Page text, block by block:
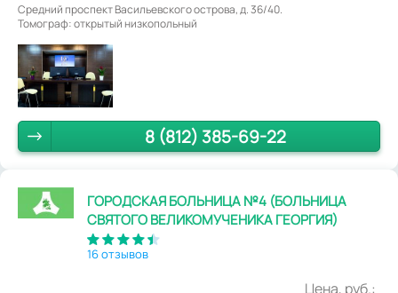
Средний проспект Васильевского острова, д. 36/40.
Томограф: открытый низкопольный
8 (812) 385-69-22
ГОРОДСКАЯ БОЛЬНИЦА №4 (БОЛЬНИЦА
СВЯТОГО ВЕЛИКОМУЧЕНИКА ГЕОРГИЯ)
16 отзывов
Цена, руб.: